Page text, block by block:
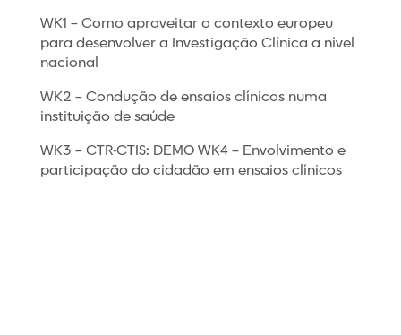
WK1 – Como aproveitar o contexto europeu
para desenvolver a Investigação Clínica a nível
nacional
WK2 – Condução de ensaios clínicos numa
instituição de saúde
WK3 – CTR-CTIS: DEMO WK4 – Envolvimento e
participação do cidadão em ensaios clínicos